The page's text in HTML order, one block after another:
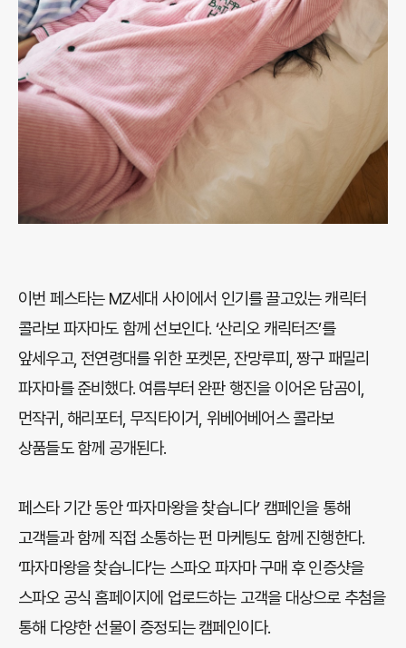
이번 페스타는 MZ세대 사이에서 인기를 끌고있는 캐릭터
콜라보 파자마도 함께 선보인다. ‘산리오 캐릭터즈’를
앞세우고, 전연령대를 위한 포켓몬, 잔망루피, 짱구 패밀리
파자마를 준비했다. 여름부터 완판 행진을 이어온 담곰이,
먼작귀, 해리포터, 무직타이거, 위베어베어스 콜라보
상품들도 함께 공개된다.
페스타 기간 동안 ‘파자마왕을 찾습니다’ 캠페인을 통해
고객들과 함께 직접 소통하는 펀 마케팅도 함께 진행한다.
‘파자마왕을 찾습니다’는 스파오 파자마 구매 후 인증샷을
스파오 공식 홈페이지에 업로드하는 고객을 대상으로 추첨을
통해 다양한 선물이 증정되는 캠페인이다.